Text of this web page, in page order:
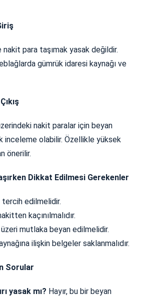
nakit para taşımak yasak değildir.
gümrük idaresi kaynağı ve
nakit paralar için beyan
inceleme olabilir. Özellikle yüksek
önerilir.
Dikkat Edilmesi Gerekenler
tercih edilmelidir.
kaçınılmalıdır.
mutlaka beyan edilmelidir.
ilişkin belgeler saklanmalıdır.
Sorular
yasak mı? Hayır, bu bir beyan